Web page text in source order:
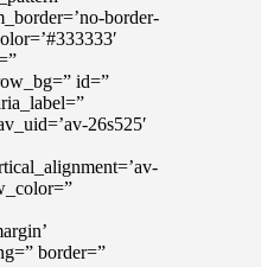
border-
id=”
26s525′
border=”